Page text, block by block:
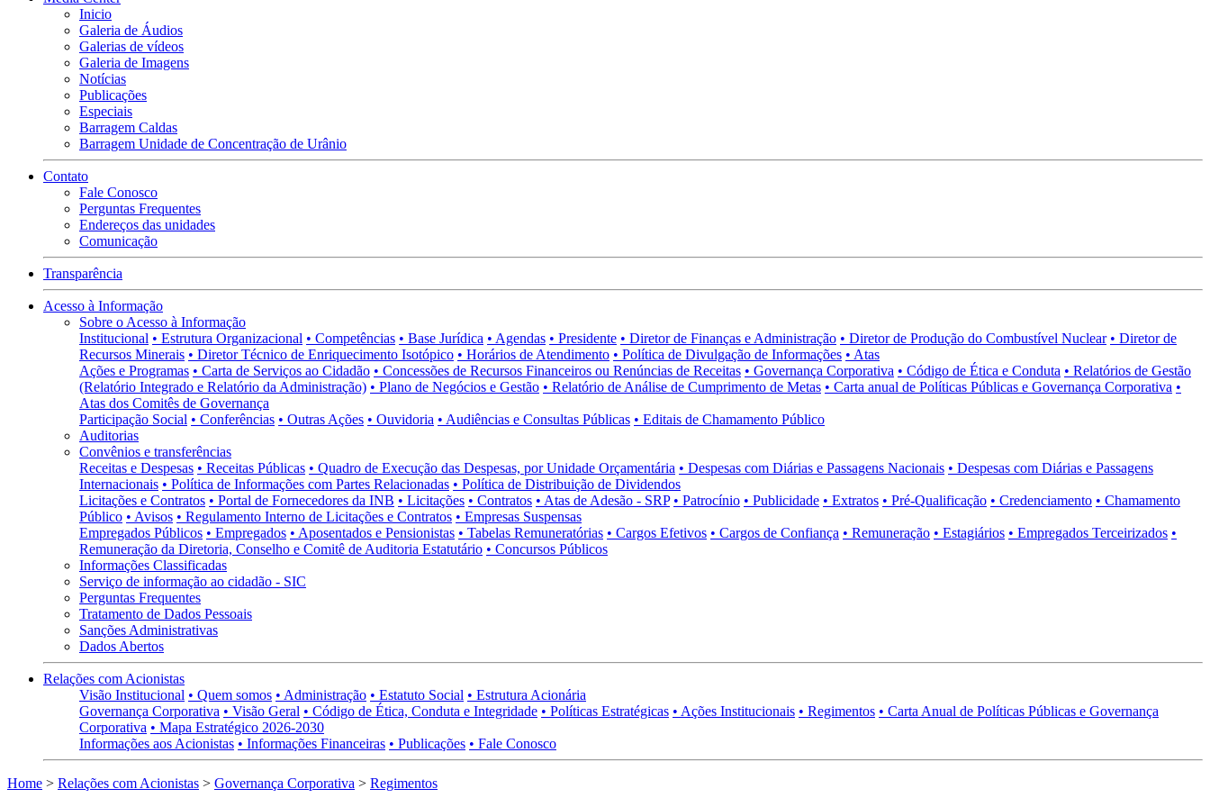
Inicio
Galeria de Áudios
Galerias de vídeos
Galeria de Imagens
Notícias
Publicações
Especiais
Barragem Caldas
Barragem Unidade de Concentração de Urânio
Contato
Fale Conosco
Perguntas Frequentes
Endereços das unidades
Comunicação
Transparência
Acesso à Informação
Sobre o Acesso à Informação
Institucional • Estrutura Organizacional • Competências • Base Jurídica • Agendas • Presidente • Diretor de Finanças e Administração • Diretor de Produção do Combustível Nuclear • Diretor de
Recursos Minerais • Diretor Técnico de Enriquecimento Isotópico • Horários de Atendimento • Política de Divulgação de Informações • Atas
Ações e Programas • Carta de Serviços ao Cidadão • Concessões de Recursos Financeiros ou Renúncias de Receitas • Governança Corporativa • Código de Ética e Conduta • Relatórios de Gestão
(Relatório Integrado e Relatório da Administração) • Plano de Negócios e Gestão • Relatório de Análise de Cumprimento de Metas • Carta anual de Políticas Públicas e Governança Corporativa •
Atas dos Comitês de Governança
Participação Social • Conferências • Outras Ações • Ouvidoria • Audiências e Consultas Públicas • Editais de Chamamento Público
Auditorias
Convênios e transferências
Receitas e Despesas • Receitas Públicas • Quadro de Execução das Despesas, por Unidade Orçamentária • Despesas com Diárias e Passagens Nacionais • Despesas com Diárias e Passagens
Internacionais • Política de Informações com Partes Relacionadas • Política de Distribuição de Dividendos
Licitações e Contratos • Portal de Fornecedores da INB • Licitações • Contratos • Atas de Adesão - SRP • Patrocínio • Publicidade • Extratos • Pré-Qualificação • Credenciamento • Chamamento
Público • Avisos • Regulamento Interno de Licitações e Contratos • Empresas Suspensas
Empregados Públicos • Empregados • Aposentados e Pensionistas • Tabelas Remuneratórias • Cargos Efetivos • Cargos de Confiança • Remuneração • Estagiários • Empregados Terceirizados •
Remuneração da Diretoria, Conselho e Comitê de Auditoria Estatutário • Concursos Públicos
Informações Classificadas
Serviço de informação ao cidadão - SIC
Perguntas Frequentes
Tratamento de Dados Pessoais
Sanções Administrativas
Dados Abertos
Relações com Acionistas
Visão Institucional • Quem somos • Administração • Estatuto Social • Estrutura Acionária
Governança Corporativa • Visão Geral • Código de Ética, Conduta e Integridade • Políticas Estratégicas • Ações Institucionais • Regimentos • Carta Anual de Políticas Públicas e Governança
Corporativa • Mapa Estratégico 2026-2030
Informações aos Acionistas • Informações Financeiras • Publicações • Fale Conosco
Home > Relações com Acionistas > Governança Corporativa > Regimentos